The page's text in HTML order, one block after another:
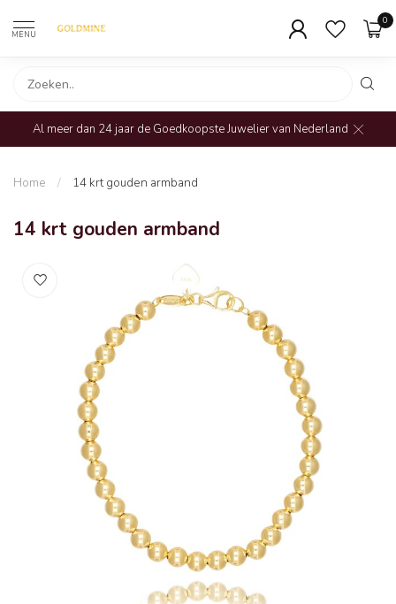
MENU
0
Al meer dan 24 jaar de Goedkoopste Juwelier van Nederland
Home / 14 krt gouden armband
14 krt gouden armband